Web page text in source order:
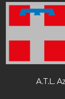
A.T.L.